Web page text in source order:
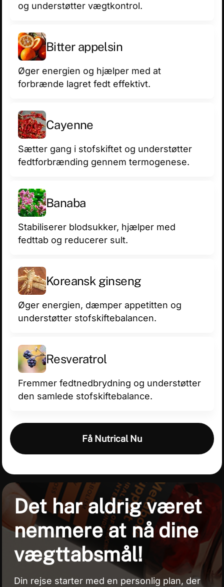
og understøtter vægtkontrol.
Bitter appelsin
Øger energien og hjælper med at
forbrænde lagret fedt effektivt.
Cayenne
Sætter gang i stofskiftet og understøtter
fedtforbrænding gennem termogenese.
Banaba
Stabiliserer blodsukker, hjælper med
fedttab og reducerer sult.
Koreansk ginseng
Øger energien, dæmper appetitten og
understøtter stofskiftebalancen.
Res­ver­a­trol
Fremmer fedtnedbrydning og understøtter
den samlede stofskiftebalance.
Få Nutrical Nu
Det har aldrig været
nemmere at nå dine
vægttabsmål!
Din rejse starter med en personlig plan, der